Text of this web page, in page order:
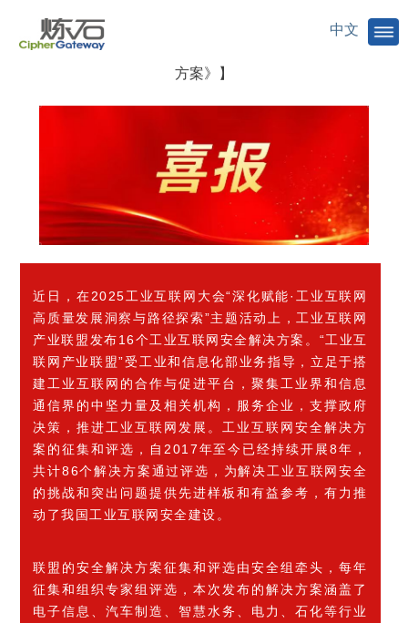
中文
【炼石免改造车联网数据加密入选《工业互联网安全解决
方案》】
近日，在2025工业互联网大会“深化赋能·工业互联网
高质量发展洞察与路径探索”主题活动上，工业互联网
产业联盟发布16个工业互联网安全解决方案。 “工业互
联网产业联盟”受工业和信息化部业务指导，立足于搭
建工业互联网的合作与促进平台，聚集工业界和信息
通信界的中坚力量及相关机构，服务企业，支撑政府
决策，推进工业互联网发展。工业互联网安全解决方
案的征集和评选，自2017年至今已经持续开展8年，
共计86个解决方案通过评选，为解决工业互联网安全
的挑战和突出问题提供先进样板和有益参考，有力推
动了我国工业互联网安全建设。
联盟的安全解决方案征集和评选由安全组牵头，每年
征集和组织专家组评选，本次发布的解决方案涵盖了
电子信息、汽车制造、智慧水务、电力、石化等行业